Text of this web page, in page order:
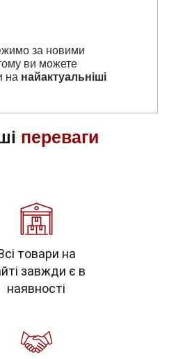
за новими
ви можете
на найактуальніші
переваги
товари на
завжди є в
наявності